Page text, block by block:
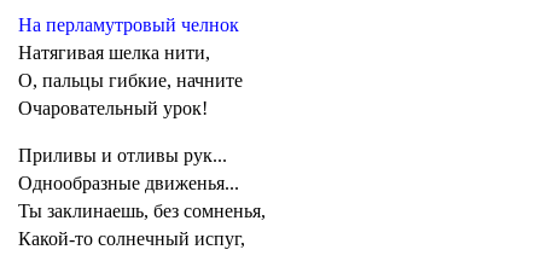
На перламутровый челнок
Натягивая шелка нити,
О, пальцы гибкие, начните
Очаровательный урок!
Приливы и отливы рук...
Однообразные движенья...
Ты заклинаешь, без сомненья,
Какой-то солнечный испуг,